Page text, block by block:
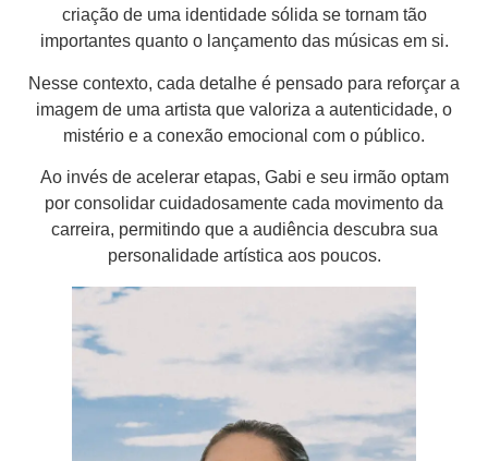
criação de uma identidade sólida se tornam tão
importantes quanto o lançamento das músicas em si.
Nesse contexto, cada detalhe é pensado para reforçar a
imagem de uma artista que valoriza a autenticidade, o
mistério e a conexão emocional com o público.
Ao invés de acelerar etapas, Gabi e seu irmão optam
por consolidar cuidadosamente cada movimento da
carreira, permitindo que a audiência descubra sua
personalidade artística aos poucos.